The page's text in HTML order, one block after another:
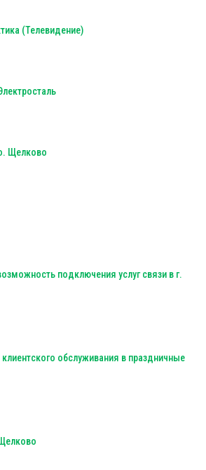
(Телевидение)
Щелково
подключения услуг связи в г.
обслуживания в праздничные